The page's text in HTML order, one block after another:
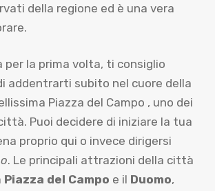
della regione ed è una vera
per la prima volta, ti consiglio
addentrarti subito nel cuore della
Piazza del Campo , uno dei
Puoi decidere di iniziare la tua
proprio qui o invece dirigersi
. Le principali attrazioni della città
Piazza del Campo e il Duomo,